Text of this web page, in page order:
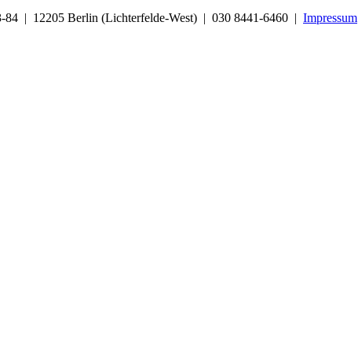
84 | 12205 Berlin (Lichterfelde-West) | 030 8441-6460 | Impressum